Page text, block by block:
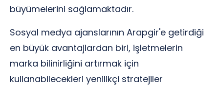
büyümelerini sağlamaktadır.
Sosyal medya ajanslarının Arapgir'e getirdiği
en büyük avantajlardan biri, işletmelerin
marka bilinirliğini artırmak için
kullanabilecekleri yenilikçi stratejiler